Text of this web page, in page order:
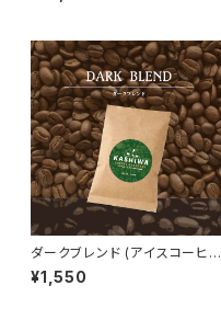
ダークブレンド (アイスコーヒー
推奨) [ 極深煎り ]
¥1,550